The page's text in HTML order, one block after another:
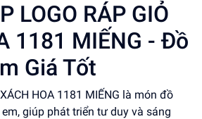
LOGO RÁP GIỎ
1181 MIẾNG - Đồ
Giá Tốt
XÁCH HOA 1181 MIẾNG là món đồ
giúp phát triển tư duy và sáng